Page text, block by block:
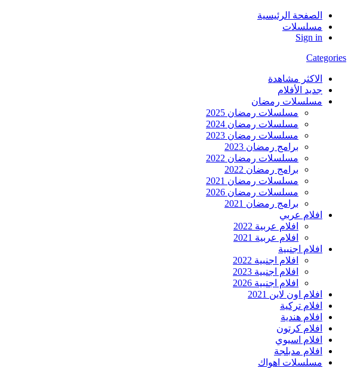
الصفحة الرئيسية
مسلسلات
Sign in
Categories
الاكثر مشاهدة
جديد الأفلام
مسلسلات رمضان
مسلسلات رمضان 2025
مسلسلات رمضان 2024
مسلسلات رمضان 2023
برامج رمضان 2023
مسلسلات رمضان 2022
برامج رمضان 2022
مسلسلات رمضان 2021
مسلسلات رمضان 2026
برامج رمضان 2021
افلام عربي
افلام عربية 2022
افلام عربية 2021
افلام اجنبية
افلام اجنبية 2022
افلام اجنبية 2023
افلام اجنبية 2026
افلام اون لاين 2021
افلام تركية
افلام هندية
افلام كرتون
افلام اسيوي
افلام مدبلجة
مسلسلات اهواك